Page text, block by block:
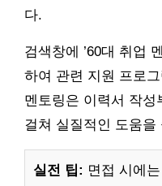
다.
검색창에 ’60대 취업
하여 관련 지원 프로
멘토링은 이력서 작성
걸쳐 실질적인 도움을
실전 팁: 면접 시에